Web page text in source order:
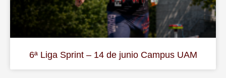
6ª Liga Sprint – 14 de junio Campus UAM